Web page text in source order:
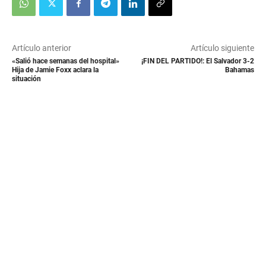
Artículo anterior
«Salió hace semanas del hospital»
Hija de Jamie Foxx aclara la
situación
Artículo siguiente
¡FIN DEL PARTIDO!: El Salvador 3-2
Bahamas